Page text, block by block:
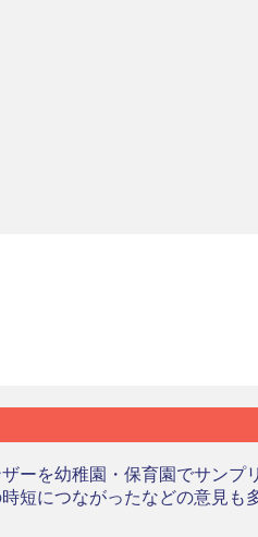
ーを幼稚園・保育園でサン
短につながったなどの意見